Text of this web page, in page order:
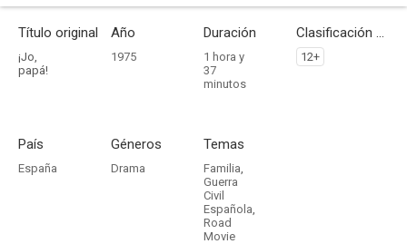
Título original
¡Jo,
papá!
Año
1975
Duración
1 hora y
37
minutos
Clasificación por edades
12+
País
España
Géneros
Drama
Temas
Familia,
Guerra
Civil
Española,
Road
Movie